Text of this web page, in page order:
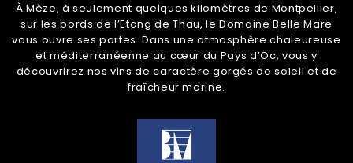
À Mèze, à seulement quelques kilomètres de Montpellier,
sur les bords de l’Etang de Thau, le Domaine Belle Mare
vous ouvre ses portes. Dans une atmosphère chaleureuse
et méditerranéenne au cœur du Pays d’Oc, vous y
découvrirez nos vins de caractère gorgés de soleil et de
fraîcheur marine.